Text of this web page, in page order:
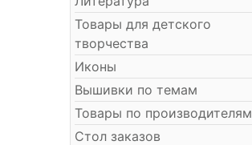
Товары для детского
творчества
Иконы
Вышивки по темам
Товары по производителям
Стол заказов